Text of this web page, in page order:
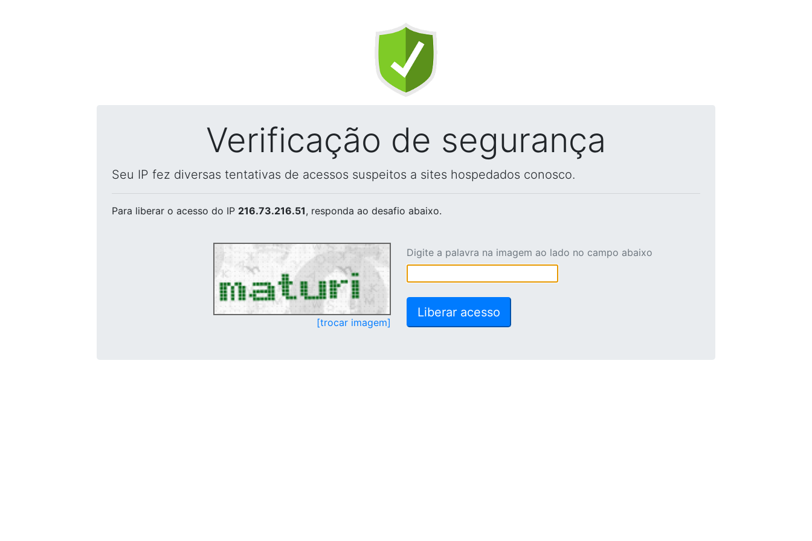
Verificação de segurança
Seu IP fez diversas tentativas de acessos suspeitos a sites hospedados conosco.
Para liberar o acesso do IP 216.73.216.51, responda ao desafio abaixo.
[trocar imagem]
Digite a palavra na imagem ao lado no campo abaixo